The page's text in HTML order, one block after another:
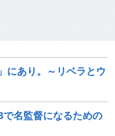
にあり。～リベラとウ
名監督になるための